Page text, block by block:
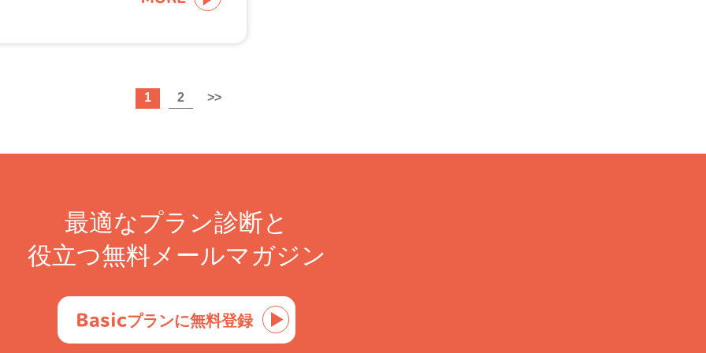
1 2 >>
最適なプラン診断と
役立つ無料メールマガジン
Basicプランに無料登録